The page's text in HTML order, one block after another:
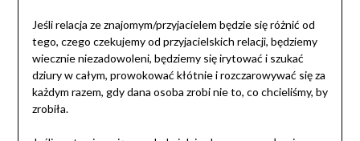
Jeśli relacja ze znajomym/przyjacielem będzie się różnić od
tego, czego czekujemy od przyjacielskich relacji, będziemy
wiecznie niezadowoleni, będziemy się irytować i szukać
dziury w całym, prowokować kłótnie i rozczarowywać się za
każdym razem, gdy dana osoba zrobi nie to, co chcieliśmy, by
zrobiła.